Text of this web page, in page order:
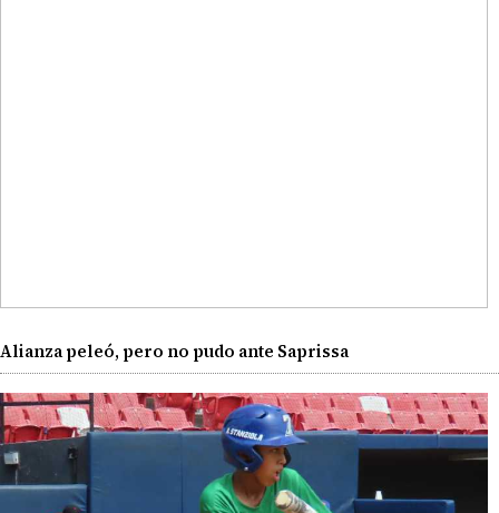
Alianza peleó, pero no pudo ante Saprissa